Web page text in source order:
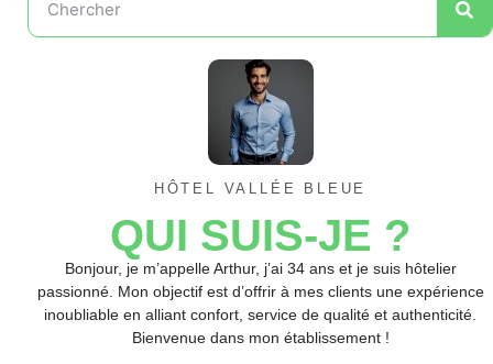
HÔTEL VALLÉE BLEUE
QUI SUIS-JE ?
Bonjour, je m’appelle Arthur, j’ai 34 ans et je suis hôtelier
passionné. Mon objectif est d’offrir à mes clients une expérience
inoubliable en alliant confort, service de qualité et authenticité.
Bienvenue dans mon établissement !